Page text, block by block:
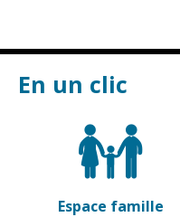
En un clic
Espace famille